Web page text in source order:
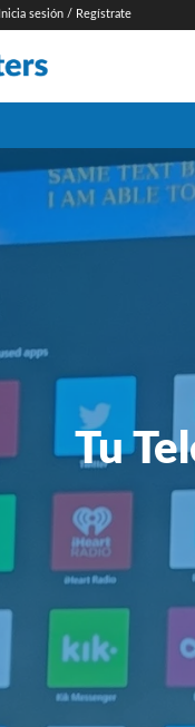
Inicia sesión / Regístrate
Tu